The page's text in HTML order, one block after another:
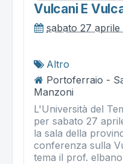
Vulcani E
sabato 27 aprile
Altro
Portoferraio -
Manzoni
L'Università del
per sabato 27
la sala della
conferenza sulla
tema il prof.